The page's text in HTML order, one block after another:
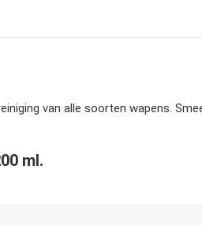
van alle soorten wapens.
ml.